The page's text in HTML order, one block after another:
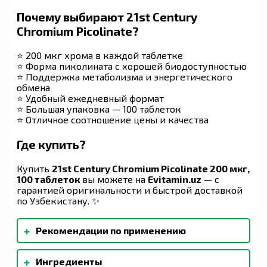
Почему выбирают 21st Century
Chromium Picolinate?
⭐ 200 мкг хрома в каждой таблетке
⭐ Форма пиколината с хорошей биодоступностью
⭐ Поддержка метаболизма и энергетического
обмена
⭐ Удобный ежедневный формат
⭐ Большая упаковка — 100 таблеток
⭐ Отличное соотношение цены и качества
Где купить?
Купить 21st Century Chromium Picolinate 200 мкг,
100 таблеток вы можете на Evitamin.uz — с
гарантией оригинальности и быстрой доставкой
по Узбекистану. ✨
+ Рекомендации по применению
В качестве минеральной добавки для взрослых
принимать по одной (1) таблетке в день во
+ Ингредиенты